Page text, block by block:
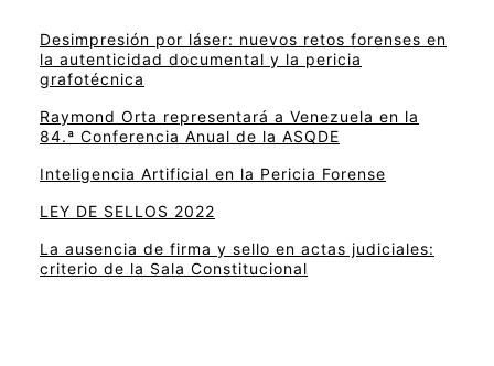
Desimpresión por láser: nuevos retos forenses en
la autenticidad documental y la pericia
grafotécnica
Raymond Orta representará a Venezuela en la
84.ª Conferencia Anual de la ASQDE
Inteligencia Artificial en la Pericia Forense
LEY DE SELLOS 2022
La ausencia de firma y sello en actas judiciales:
criterio de la Sala Constitucional